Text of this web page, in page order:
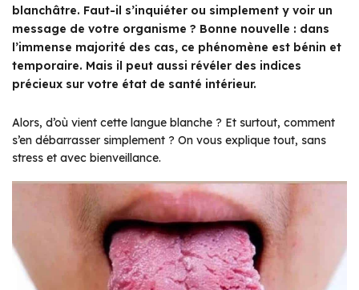
blanchâtre. Faut-il s’inquiéter ou simplement y voir un
message de votre organisme ? Bonne nouvelle : dans
l’immense majorité des cas, ce phénomène est bénin et
temporaire. Mais il peut aussi révéler des indices
précieux sur votre état de santé intérieur.
Alors, d’où vient cette langue blanche ? Et surtout, comment
s’en débarrasser simplement ? On vous explique tout, sans
stress et avec bienveillance.